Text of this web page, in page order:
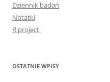
Dziennik badań
Notatki
R project
OSTATNIE WPISY